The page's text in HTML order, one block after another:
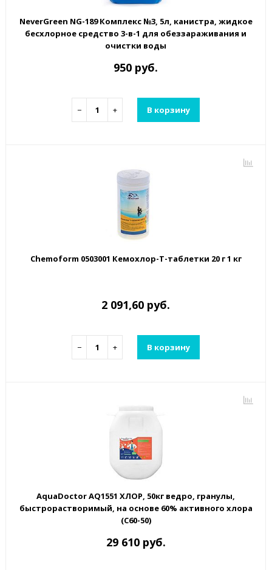
NeverGreen NG-189 Комплекс №3, 5л, канистра, жидкое
бесхлорное средство 3-в-1 для обеззараживания и
очистки воды
950 руб.
− + В корзину
Chemoform 0503001 Кемохлор-Т-таблетки 20 г 1 кг
2 091,60 руб.
− + В корзину
AquaDoctor AQ1551 ХЛОР, 50кг ведро, гранулы,
быстрорастворимый, на основе 60% активного хлора
(С60-50)
29 610 руб.